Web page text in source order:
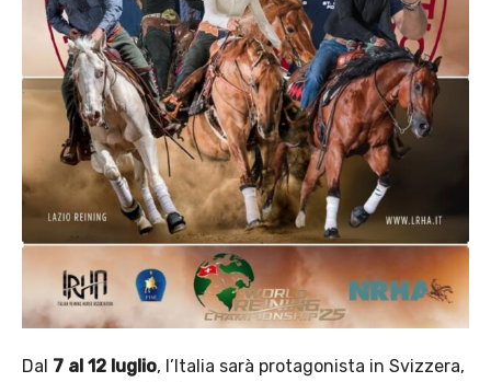
Dal 7 al 12 luglio, l’Italia sarà protagonista in Svizzera,